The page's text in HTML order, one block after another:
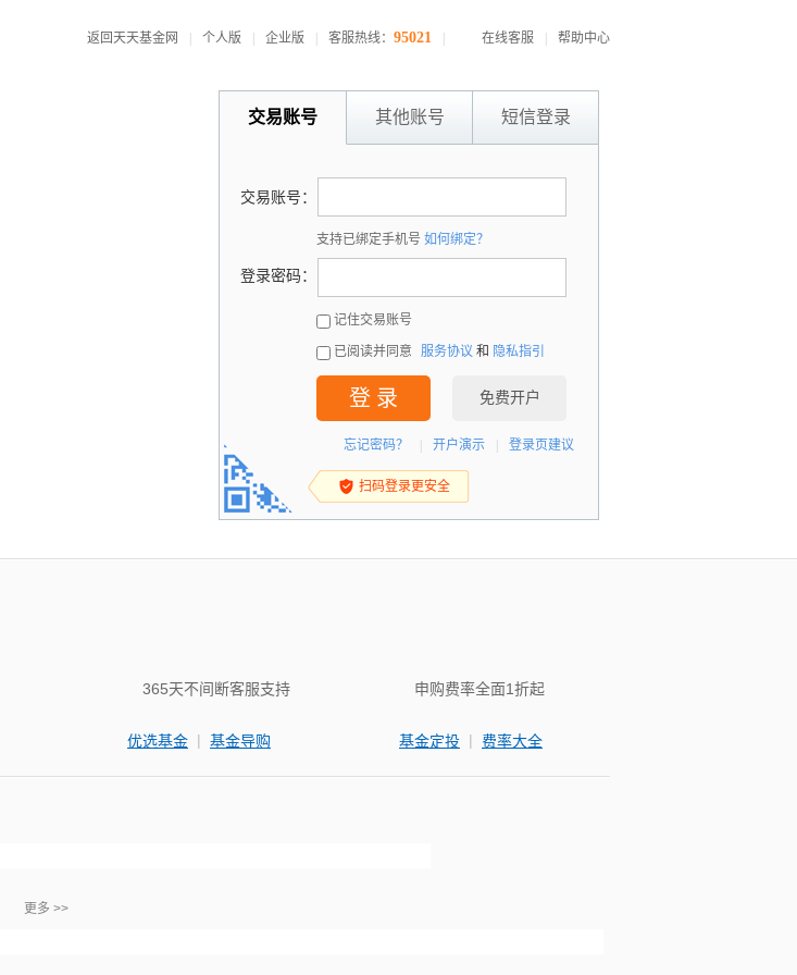
返回天天基金网 个人版 企业版 客服热线： 95021 在线客服 帮助中心
交易账号 其他账号 短信登录
交易账号：
支持已绑定手机号 如何绑定？
登录密码：
记住交易账号
已阅读并同意 服务协议 和 隐私指引
登 录 免费开户
忘记密码？ 开户演示 登录页建议
扫码登录更安全
365天不间断客服支持
优选基金 | 基金导购
申购费率全面1折起
基金定投 | 费率大全
更多 >>